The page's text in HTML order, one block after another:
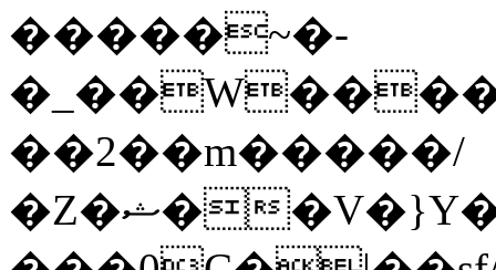
�����~�-
��2��m�����/
�Z�ޝ��V�}Y�I�ծ�O�����S��]z��w��7�޷�����h���u��7w.ϻ���8X��ͮ�����W�dm�Jߜ��q/>?